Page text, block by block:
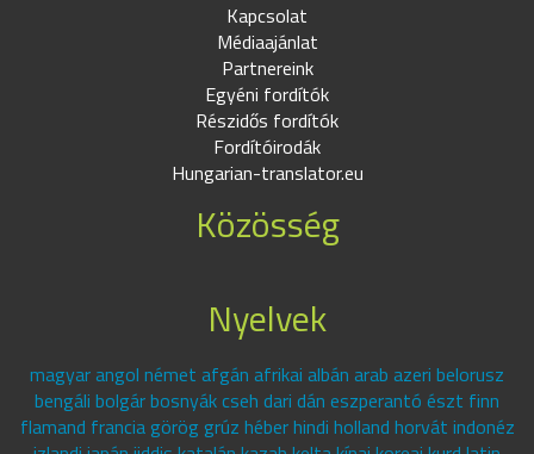
Kapcsolat
Médiaajánlat
Partnereink
Egyéni fordítók
Részidős fordítók
Fordítóirodák
Hungarian-translator.eu
Közösség
Nyelvek
magyar angol német afgán afrikai albán arab azeri belorusz
bengáli bolgár bosnyák cseh dari dán eszperantó észt finn
flamand francia görög grúz héber hindi holland horvát indonéz